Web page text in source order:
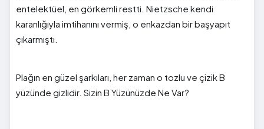
entelektüel, en görkemli restti. Nietzsche kendi
karanlığıyla imtihanını vermiş, o enkazdan bir başyapıt
çıkarmıştı.
Plağın en güzel şarkıları, her zaman o tozlu ve çizik B
yüzünde gizlidir. Sizin B Yüzünüzde Ne Var?